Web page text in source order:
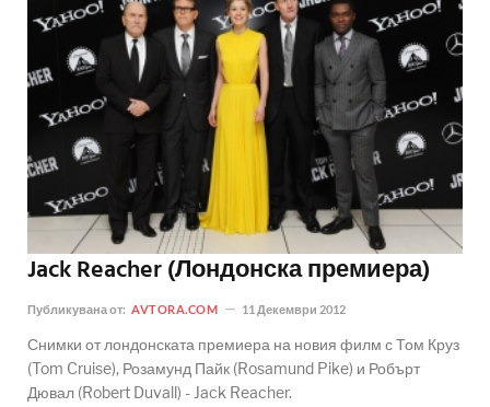
Jack Reacher (Лондонска премиера)
Публикувана от: AVTORA.COM 11 Декември 2012
Снимки от лондонската премиера на новия филм с Том Круз
(Tom Cruise), Розамунд Пайк (Rosamund Pike) и Робърт
Дювал (Robert Duvall) - Jack Reacher.